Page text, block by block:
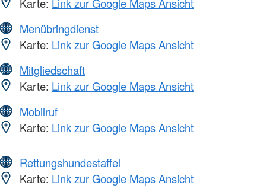
Menübringdienst
Karte: Link zur Google Maps Ansicht
Mitgliedschaft
Karte: Link zur Google Maps Ansicht
Mobilruf
Karte: Link zur Google Maps Ansicht
Rettungshundestaffel
Karte: Link zur Google Maps Ansicht